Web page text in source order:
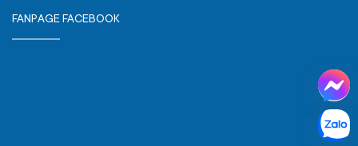
FANPAGE FACEBOOK